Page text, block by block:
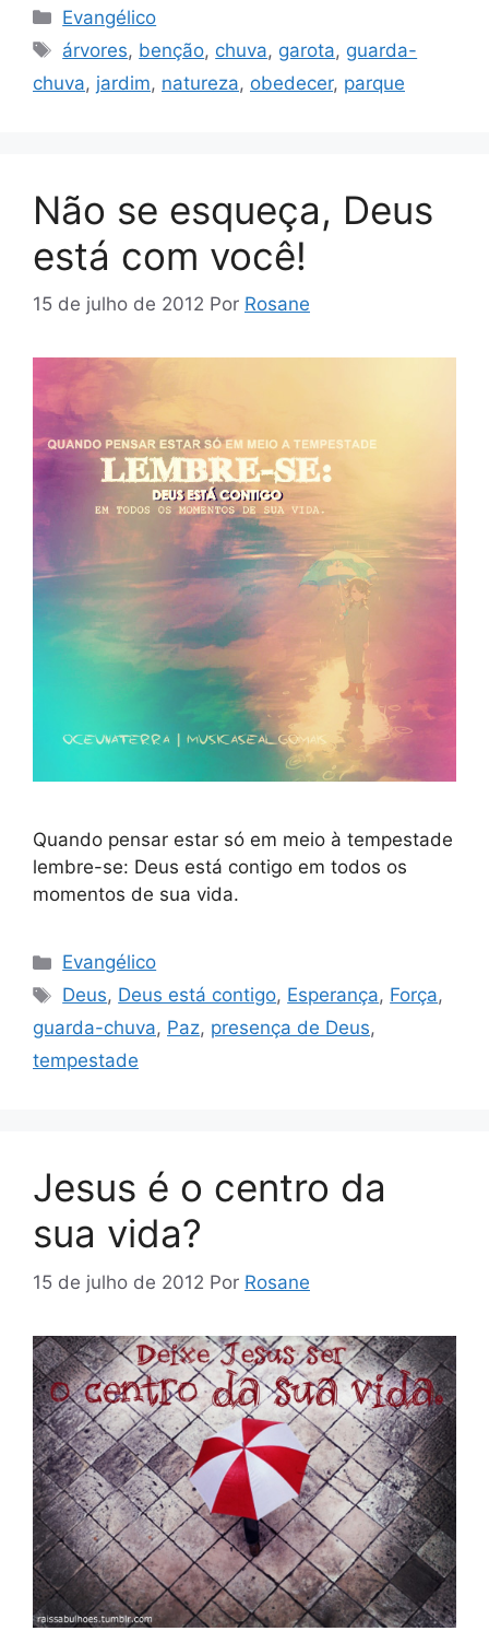
Categorias
Evangélico
Tags
árvores, benção, chuva, garota, guarda-
chuva, jardim, natureza, obedecer, parque
Não se esqueça, Deus
está com você!
15 de julho de 2012 Por Rosane
Quando pensar estar só em meio à tempestade
lembre-se: Deus está contigo em todos os
momentos de sua vida.
Categorias
Evangélico
Tags
Deus, Deus está contigo, Esperança, Força,
guarda-chuva, Paz, presença de Deus,
tempestade
Jesus é o centro da
sua vida?
15 de julho de 2012 Por Rosane